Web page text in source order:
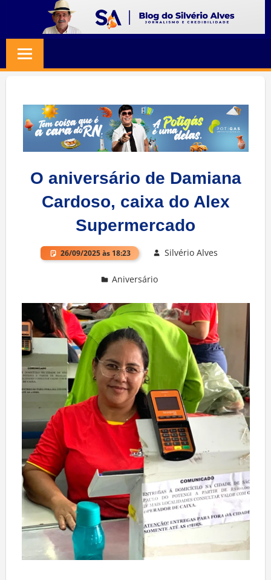
content
SILVERIO
ALVES
Jornalismo
Credibilidade
O aniversário de Damiana
Cardoso, caixa do Alex
Supermercado
26/09/2025 às 18:23 Silvério Alves
Aniversário